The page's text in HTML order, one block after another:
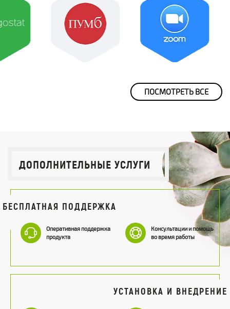
ПОСМОТРЕТЬ ВСЕ
ДОПОЛНИТЕЛЬНЫЕ УСЛУГИ
БЕСПЛАТНАЯ ПОДДЕРЖКА
Оперативная поддержка
продукта
Консультации и помощь
во время работы
УСТАНОВКА И ВНЕДРЕНИЕ